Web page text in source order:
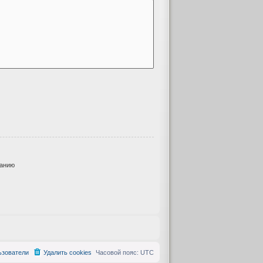
Часовой пояс: UTC
Удалить cookies